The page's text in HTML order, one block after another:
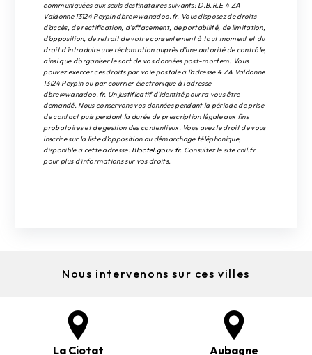
communiquées aux seuls destinataires suivants: D.B.R.E 4 ZA
Valdonne 13124 Peypin dbre@wanadoo.fr. Vous disposez de droits
d’accès, de rectification, d’effacement, de portabilité, de limitation,
d’opposition, de retrait de votre consentement à tout moment et du
droit d’introduire une réclamation auprès d’une autorité de contrôle,
ainsi que d’organiser le sort de vos données post-mortem. Vous
pouvez exercer ces droits par voie postale à l'adresse 4 ZA Valdonne
13124 Peypin ou par courrier électronique à l'adresse
dbre@wanadoo.fr. Un justificatif d'identité pourra vous être
demandé. Nous conservons vos données pendant la période de prise
de contact puis pendant la durée de prescription légale aux fins
probatoires et de gestion des contentieux. Vous avez le droit de vous
inscrire sur la liste d'opposition au démarchage téléphonique,
disponible à cette adresse: Bloctel.gouv.fr. Consultez le site cnil.fr
pour plus d’informations sur vos droits.
Nous intervenons sur ces villes
La Ciotat Aubagne